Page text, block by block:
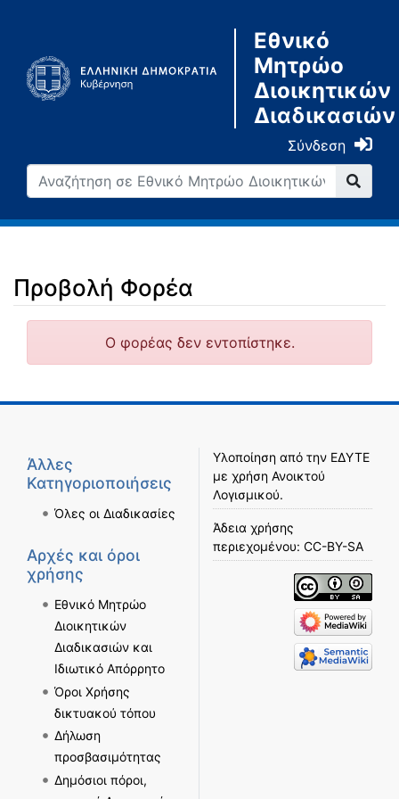
Εθνικό
Μητρώο
Διοικητικών
Διαδικασιών
Σύνδεση
Προβολή Φορέα
Ο φορέας δεν εντοπίστηκε.
Άλλες
Κατηγοριοποιήσεις
Όλες οι Διαδικασίες
Αρχές και όροι
χρήσης
Εθνικό Μητρώο
Διοικητικών
Διαδικασιών και
Ιδιωτικό Απόρρητο
Όροι Χρήσης
δικτυακού τόπου
Δήλωση
προσβασιμότητας
Δημόσιοι πόροι,
Υλοποίηση από την ΕΔΥΤΕ
με χρήση Ανοικτού
Λογισμικού.
Άδεια χρήσης
περιεχομένου: CC-BY-SA